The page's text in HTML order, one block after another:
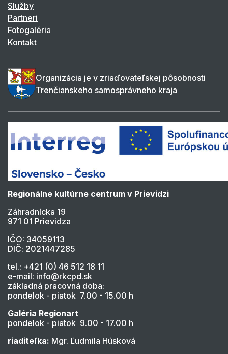
Služby
Partneri
Fotogaléria
Kontakt
Organizácia je v zriaďovateľskej pôsobnosti
Trenčianskeho samosprávneho kraja
Regionálne kultúrne centrum v Prievidzi
Záhradnícka 19
971 01 Prievidza
IČO: 34059113
DIČ: 2021447285
tel.: +421 (0) 46 512 18 11
e-mail: info@rkcpd.sk
základná pracovná doba:
pondelok - piatok 7.00 - 15.00 h
Galéria Regionart
pondelok - piatok 9.00 - 17.00 h
riaditeľka: Mgr. Ľudmila Húsková